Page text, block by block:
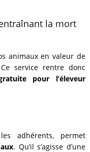
la mort
animaux en valeur de
service rentre donc
pour l’éleveur
adhérents, permet
. Qu’il s’agisse d’une